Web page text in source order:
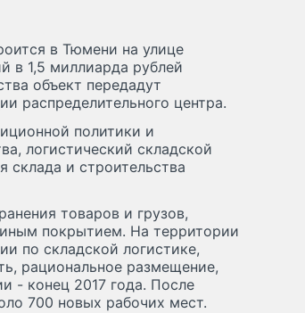
в Тюмени на улице
в 1,5 миллиарда рублей
объект передадут
распределительного центра.
политики и
логистический складской
склада и строительства
товаров и грузов,
покрытием. На территории
по складской логистике,
рациональное размещение,
- конец 2017 года. После
700 новых рабочих мест.